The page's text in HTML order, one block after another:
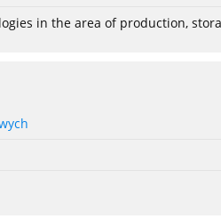
in the area of production,